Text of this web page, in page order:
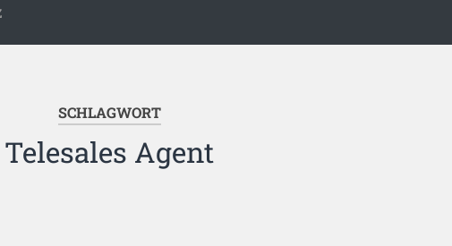
SCHLAGWORT
Telesales Agent